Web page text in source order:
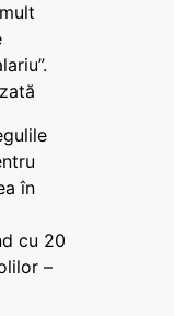
în
cu 20
–